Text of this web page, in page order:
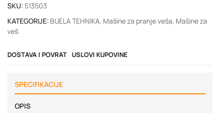
SKU: 513503
KATEGORIJE: BIJELA TEHNIKA, Mašine za pranje veša, Mašine za
veš
DOSTAVA I POVRAT USLOVI KUPOVINE
SPECIFIKACIJE
OPIS